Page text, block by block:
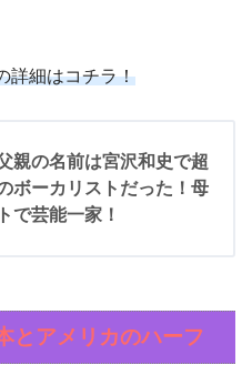
詳細はコチラ！
親の名前は宮沢和史で超
ボーカリストだった！母
で芸能一家！
とアメリカのハーフ